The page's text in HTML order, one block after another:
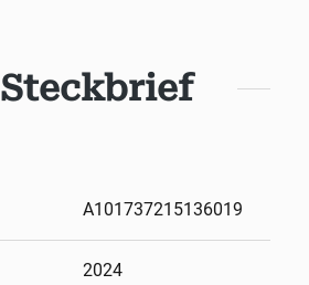
Steckbrief
A101737215136019
2024